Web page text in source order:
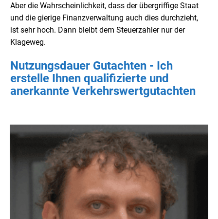
Aber die Wahrscheinlichkeit, dass der übergriffige Staat
und die gierige Finanzverwaltung auch dies durchzieht,
ist sehr hoch. Dann bleibt dem Steuerzahler nur der
Klageweg.
Nutzungsdauer Gutachten - Ich
erstelle Ihnen qualifizierte und
anerkannte Verkehrswertgutachten